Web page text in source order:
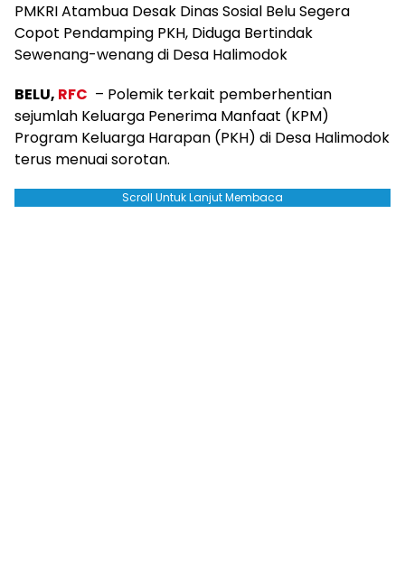
PMKRI Atambua Desak Dinas Sosial Belu Segera
Copot Pendamping PKH, Diduga Bertindak
Sewenang-wenang di Desa Halimodok
BELU, RFC – Polemik terkait pemberhentian
sejumlah Keluarga Penerima Manfaat (KPM)
Program Keluarga Harapan (PKH) di Desa Halimodok
terus menuai sorotan.
Scroll Untuk Lanjut Membaca